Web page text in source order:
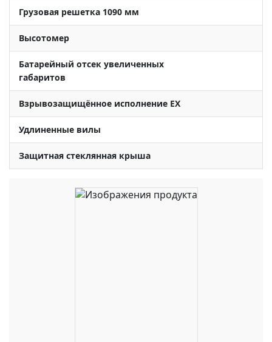
Грузовая решетка 1090 мм
Высотомер
Батарейный отсек увеличенных
габаритов
Взрывозащищённое исполнение EX
Удлиненные вилы
Защитная стеклянная крыша